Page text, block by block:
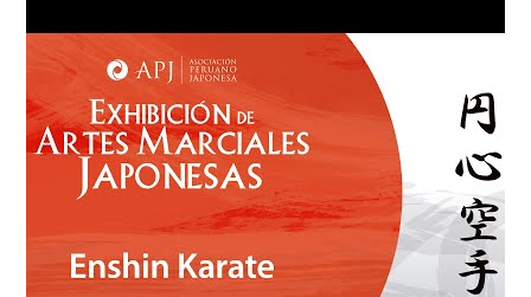
Teatro Peruano Japonés